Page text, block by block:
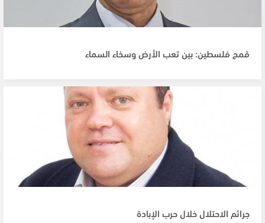
قمح فلسطين: بين تعب الأرض وسخاء السماء
جرائم الاحتلال خلال حرب الإبادة